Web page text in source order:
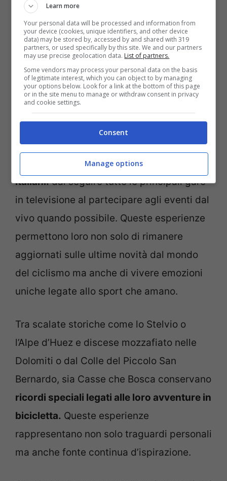
Non mancano i riferimenti ai campioni
attuali del ciclismo mondiale:entrambi
seguono con interesse le gesta degli atleti
più in vista sul panorama internazionale.
Da Van Aert a Pogacar, passando per
Vingegaard e Bernal, il mondo delle corse
su strada non smette mai di affascinarli.
Le competizioni ciclistiche occupano un
posto speciale nel cuore degli sciatori
italiani:dal seguire tutte le principali gare
in televisione al partecipare agli eventi dal
vivo quando possibile. Queste esperienze
permettono loro non solo di rimanere
aggiornati sulle ultime novità dal mondo
del ciclismo ma anche di vivere emozioni
uniche legate allo sport che amano.
Tra scalate storiche come lo Stelvio o
l’Alpe d’Huez e discese mozzafiato nelle
Dolomiti o dal Colle del Piccolo San
Bernardo, sia Casse che Bosca conservano
ricordi speciali legati alle loro avventure in
bicicletta. Queste esperienze
rappresentano non solo traguardi personali
ma anche fonte continua d’ispirazione.
Learn more
Your personal data will be processed and information from
your device (cookies, unique identifiers, and other device
data) may be stored by, accessed by and shared with 319
partners, or used specifically by this site. We and our partners
may use precise geolocation data. List of partners.
Some vendors may process your personal data on the basis
of legitimate interest, which you can object to by managing
your options below. Look for a link at the bottom of this page
or in the site menu to manage or withdraw consent in privacy
and cookie settings.
Consent
Manage options